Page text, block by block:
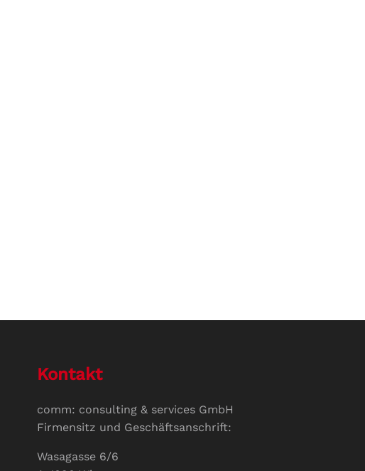
Kontakt
comm: consulting & services GmbH
Firmensitz und Geschäftsanschrift:
Wasagasse 6/6